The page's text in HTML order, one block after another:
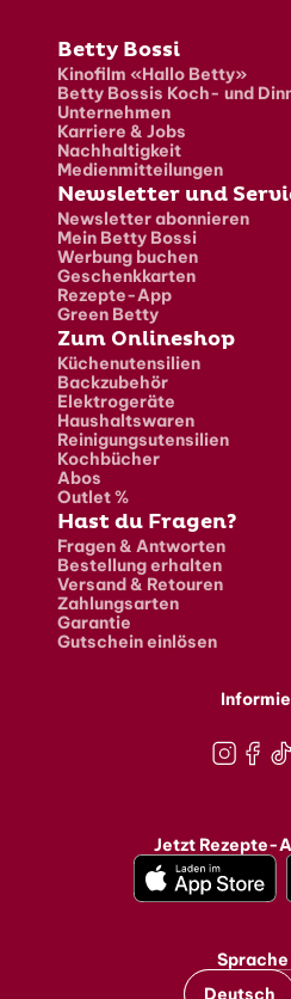
Fusszeile
Betty Bossi
Kinofilm «Hallo Betty»
Betty Bossis Koch- und
Unternehmen
Karriere & Jobs
Nachhaltigkeit
Medienmitteilungen
Newsletter und
Newsletter abonnieren
Mein Betty Bossi
Werbung buchen
Geschenkkarten
Rezepte-App
Green Betty
Zum Onlineshop
Küchenutensilien
Backzubehör
Elektrogeräte
Haushaltswaren
Reinigungsutensilien
Kochbücher
Abos
Outlet %
Hast du Fragen?
Fragen & Antworten
Bestellung erhalten
Versand & Retouren
Zahlungsarten
Garantie
Gutschein einlösen
Jetzt Rezepte-
Deutsch